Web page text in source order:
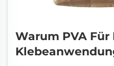
Warum PVA Für